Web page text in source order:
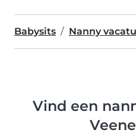
Babysits Nanny
Vind een